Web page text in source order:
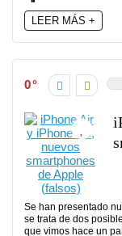
LEER MÁS +
0
Se han presentado
se trata de dos
que vimos hace un